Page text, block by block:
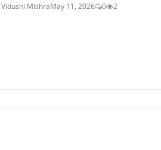
Vidushi MishraMay 11, 2026 0 2